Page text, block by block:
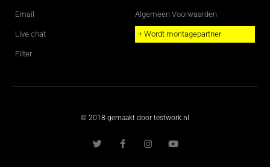
Email
Live chat
Filter
Algemeen Voorwaarden
+ Wordt montagepartner
© 2018 gemaakt door testwork.nl
w
i
a
c
n
s
o
u